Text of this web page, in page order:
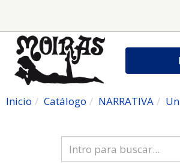
Inicio Catálogo NARRATIVA